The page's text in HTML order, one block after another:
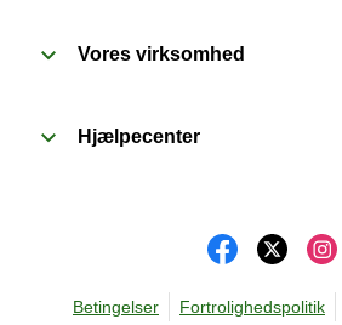
Vores virksomhed
Hjælpecenter
Betingelser Fortrolighedspolitik